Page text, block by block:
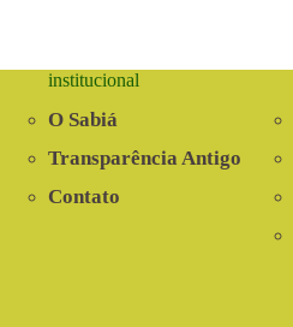
institucional
O Sabiá
Transparência Antigo
Contato